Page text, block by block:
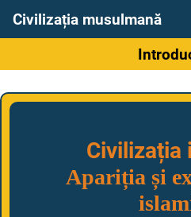
Civilizația musulmană
Civilizația
Apariția și